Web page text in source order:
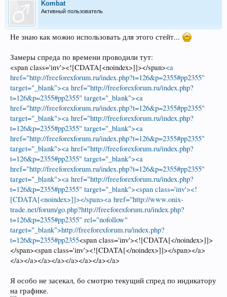
Kombat
Активный пользователь
Не знаю как можно использовать для этого стейт...
Замеры спреда по времени проводили тут:
<span class='inv'><![CDATA[<noindex>]]></span><a
href="http://freeforexforum.ru/index.php?t=126&p=2355#pp2355"
target="_blank"><a href="http://freeforexforum.ru/index.php?
t=126&p=2355#pp2355" target="_blank"><a
href="http://freeforexforum.ru/index.php?t=126&p=2355#pp2355"
target="_blank"><a href="http://freeforexforum.ru/index.php?
t=126&p=2355#pp2355" target="_blank"><a
href="http://freeforexforum.ru/index.php?t=126&p=2355#pp2355"
target="_blank"><a href="http://freeforexforum.ru/index.php?
t=126&p=2355#pp2355" target="_blank"><a
href="http://freeforexforum.ru/index.php?t=126&p=2355#pp2355"
target="_blank"><a href="http://freeforexforum.ru/index.php?
t=126&p=2355#pp2355" target="_blank"><span class='inv'><!
[CDATA[<noindex>]]></span><a href="http://www.onix-
trade.net/forum/go.php?http://freeforexforum.ru/index.php?
t=126&p=2355#pp2355" rel="nofollow"
target="_blank">http://freeforexforum.ru/index.php?
t=126&p=2355#pp2355<span class='inv'><![CDATA[</noindex>]]>
</span><span class='inv'><![CDATA[</noindex>]]></span></a>
</a></a></a></a></a></a></a></a>
Я особо не засекал, бо смотрю текущий спред по индикатору
на графике.